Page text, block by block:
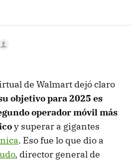
de Walmart dejó claro
objetivo para 2025 es
operador móvil más
y superar a gigantes
. Eso fue lo que dio a
, director general de